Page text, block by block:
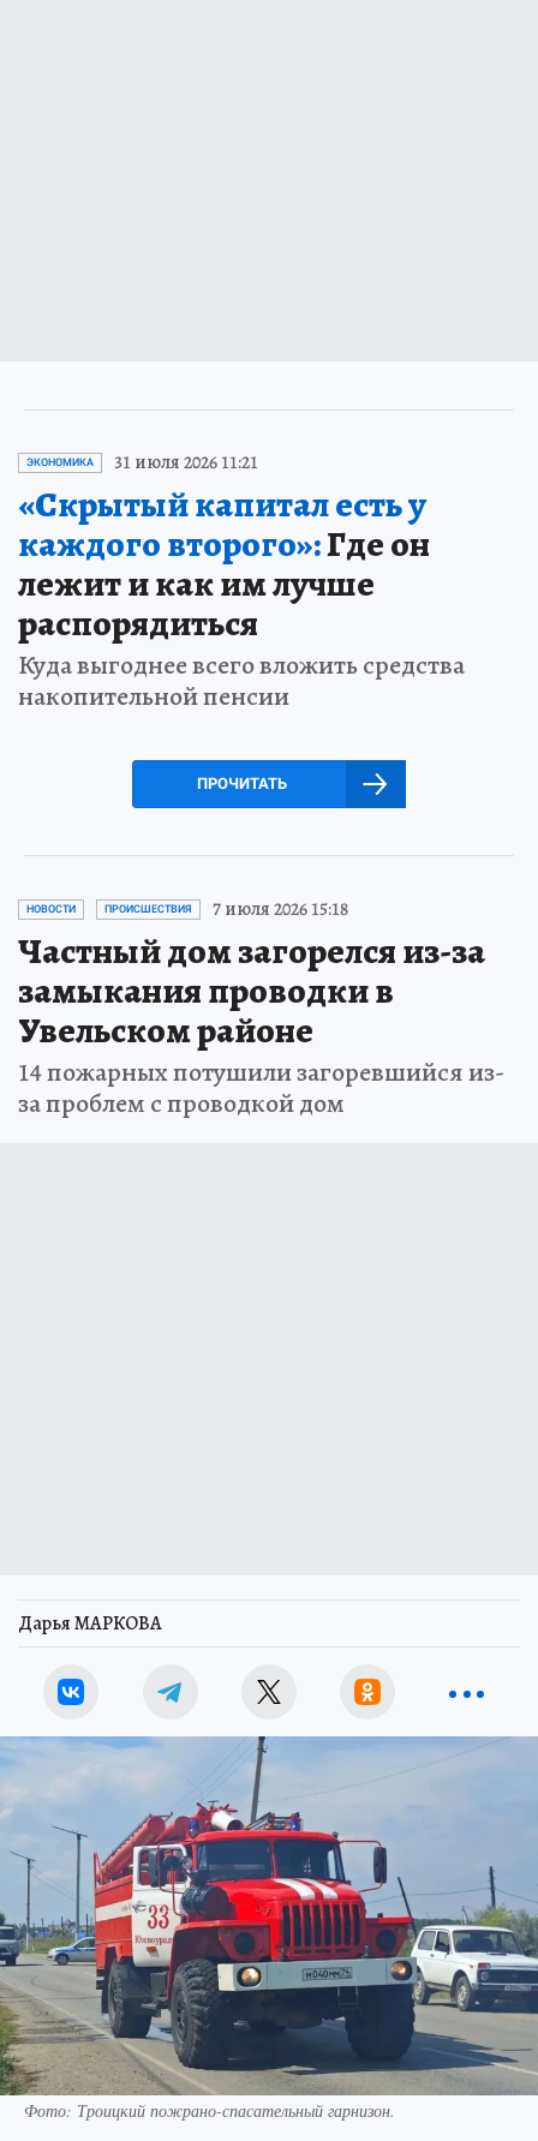
ЭКОНОМИКА 31 июля 2026 11:21
«Скрытый капитал есть у
каждого второго»:Где он
лежит и как им лучше
распорядиться
Куда выгоднее всего вложить средства
накопительной пенсии
ПРОЧИТАТЬ
НОВОСТИ ПРОИСШЕСТВИЯ 7 июля 2026 15:18
Частный дом загорелся из-за
замыкания проводки в
Увельском районе
14 пожарных потушили загоревшийся из-
за проблем с проводкой дом
Дарья МАРКОВА
Фото: Троицкий пожрано-спасательный гарнизон.